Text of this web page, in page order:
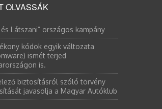
OLVASSÁK
és Látszani” országos kampány
kódok egyik változata
ismét terjed
is.
biztosításról szóló törvény
javasolja a Magyar Autóklub